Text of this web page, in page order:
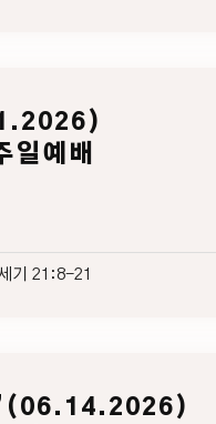
일예배
기 21:8-21